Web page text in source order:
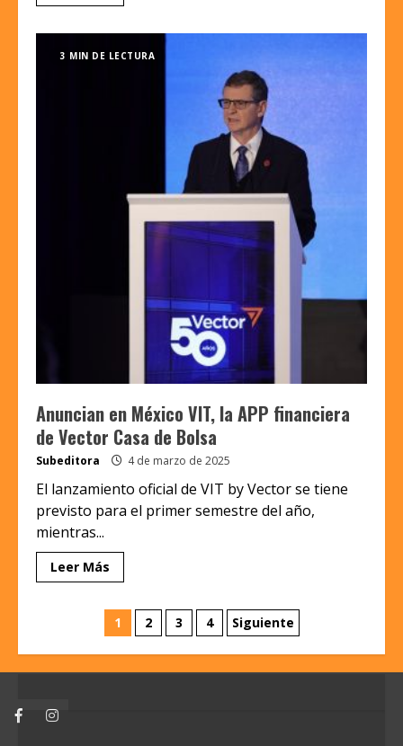
3 MIN DE LECTURA
Anuncian en México VIT, la APP financiera
de Vector Casa de Bolsa
Subeditora 4 de marzo de 2025
El lanzamiento oficial de VIT by Vector se tiene
previsto para el primer semestre del año,
mientras...
Leer Más
Paginación
de
1 2 3 4 Siguiente
FacebookInstagram